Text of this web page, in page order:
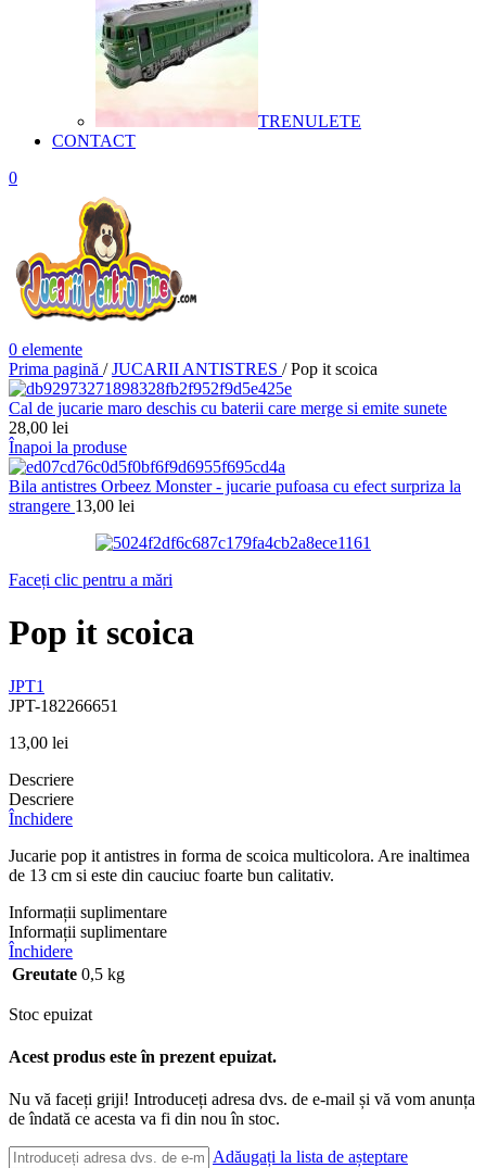
TRENULETE
CONTACT
0
0 elemente
Prima pagină / JUCARII ANTISTRES / Pop it scoica
Cal de jucarie maro deschis cu baterii care merge si emite sunete
28,00 lei
Înapoi la produse
Bila antistres Orbeez Monster - jucarie pufoasa cu efect surpriza la
strangere 13,00 lei
Faceți clic pentru a mări
Pop it scoica
JPT1
JPT-182266651
13,00 lei
Descriere
Descriere
Închidere
Jucarie pop it antistres in forma de scoica multicolora. Are inaltimea
de 13 cm si este din cauciuc foarte bun calitativ.
Informații suplimentare
Informații suplimentare
Închidere
Greutate 0,5 kg
Stoc epuizat
Acest produs este în prezent epuizat.
Nu vă faceți griji! Introduceți adresa dvs. de e-mail și vă vom anunța
de îndată ce acesta va fi din nou în stoc.
Adăugați la lista de așteptare